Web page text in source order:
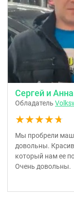
Сергей и Анна
Обладатель
★★★★★
★★★★★
Мы пробрели
довольны.
который нам ее
Очень довольны.